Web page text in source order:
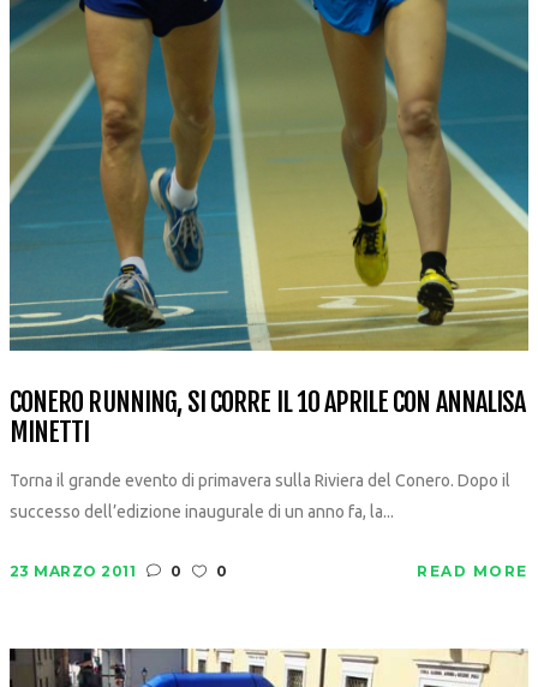
CONERO RUNNING, SI CORRE IL 10 APRILE CON ANNALISA
MINETTI
Torna il grande evento di primavera sulla Riviera del Conero. Dopo il
successo dell’edizione inaugurale di un anno fa, la...
23 MARZO 2011 0 0 READ MORE